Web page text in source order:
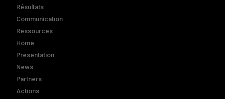
Résultats
Communication
Ressources
Home
Presentation
News
Partners
Actions